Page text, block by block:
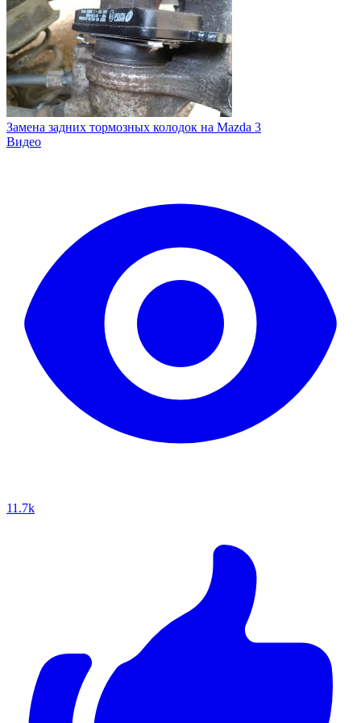
Замена задних тормозных колодок на Mazda 3
Видео
11.7k